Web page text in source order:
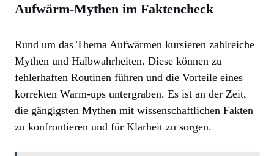
Aufwärm-Mythen im Faktencheck
Rund um das Thema Aufwärmen kursieren zahlreiche
Mythen und Halbwahrheiten. Diese können zu
fehlerhaften Routinen führen und die Vorteile eines
korrekten Warm-ups untergraben. Es ist an der Zeit,
die gängigsten Mythen mit wissenschaftlichen Fakten
zu konfrontieren und für Klarheit zu sorgen.